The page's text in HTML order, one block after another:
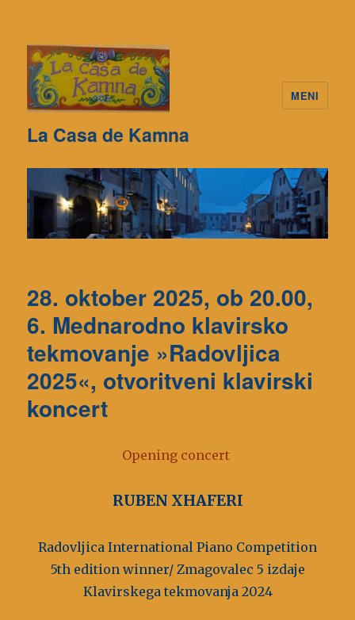
La Casa de Kamna
MENI
28. oktober 2025, ob 20.00,
6. Mednarodno klavirsko
tekmovanje »Radovljica
2025«, otvoritveni klavirski
koncert
Opening concert
RUBEN XHAFERI
Radovljica International Piano Competition
5th edition winner/ Zmagovalec 5 izdaje
Klavirskega tekmovanja 2024